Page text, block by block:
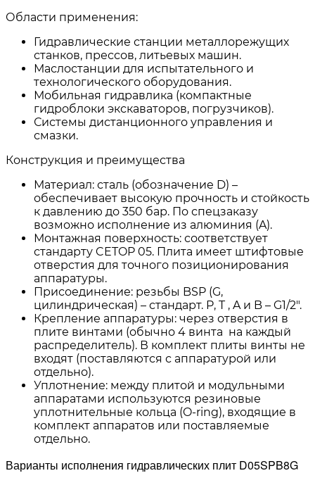
Области применения:
Гидравлические станции металлорежущих
станков, прессов, литьевых машин.
Маслостанции для испытательного и
технологического оборудования.
Мобильная гидравлика (компактные
гидроблоки экскаваторов, погрузчиков).
Системы дистанционного управления и
смазки.
Конструкция и преимущества
Материал: сталь (обозначение D) –
обеспечивает высокую прочность и стойкость
к давлению до 350 бар. По спецзаказу
возможно исполнение из алюминия (A).
Монтажная поверхность: соответствует
стандарту CETOP 05. Плита имеет штифтовые
отверстия для точного позиционирования
аппаратуры.
Присоединение: резьбы BSP (G,
цилиндрическая) – стандарт. P, T , A и B – G1/2".
Крепление аппаратуры: через отверстия в
плите винтами (обычно 4 винта на каждый
распределитель). В комплект плиты винты не
входят (поставляются с аппаратурой или
отдельно).
Уплотнение: между плитой и модульными
аппаратами используются резиновые
уплотнительные кольца (O-ring), входящие в
комплект аппаратов или поставляемые
отдельно.
Варианты исполнения гидравлических плит D05SPB8G